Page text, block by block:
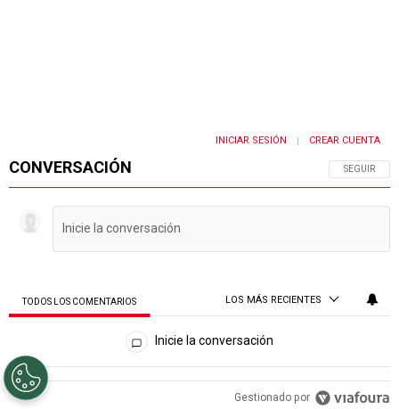
CONVERSACIÓN SIGA ESTA
SEGUIR
INICIAR SESIÓN | CREAR CUENTA
TODOS LOS COMENTARIOS LOS MÁS RECIENTES
Todos los comentarios
Inicie la conversación